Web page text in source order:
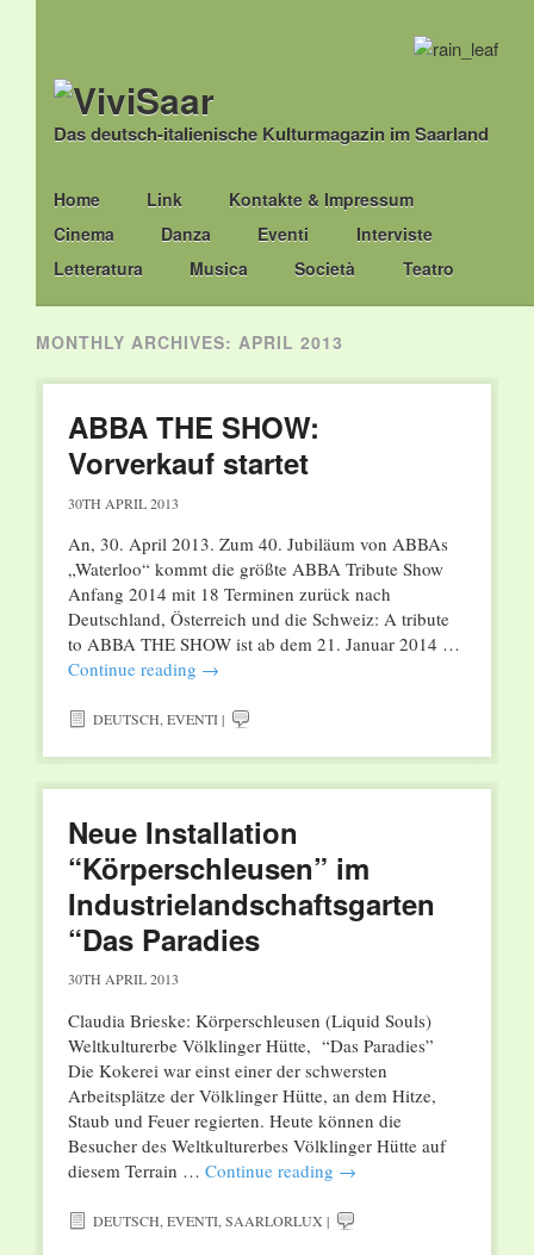
Das deutsch-italienische Kulturmagazin im Saarland
Main menu
Skip
to
content
Home Link
Kontakte & Impressum
Cinema
Danza Eventi
Interviste
Letteratura
Musica Società Teatro
MONTHLY ARCHIVES: APRIL 2013
ABBA THE SHOW:
Vorverkauf startet
30TH APRIL 2013
An, 30. April 2013. Zum 40. Jubiläum von ABBAs
„Waterloo“ kommt die größte ABBA Tribute Show
Anfang 2014 mit 18 Terminen zurück nach
Deutschland, Österreich und die Schweiz: A tribute
to ABBA THE SHOW ist ab dem 21. Januar 2014 …
Continue reading →
DEUTSCH,EVENTI|
Neue Installation
“Körperschleusen” im
Industrielandschaftsgarten
“Das Paradies
30TH APRIL 2013
Claudia Brieske: Körperschleusen (Liquid Souls)
Weltkulturerbe Völklinger Hütte, “Das Paradies”
Die Kokerei war einst einer der schwersten
Arbeitsplätze der Völklinger Hütte, an dem Hitze,
Staub und Feuer regierten. Heute können die
Besucher des Weltkulturerbes Völklinger Hütte auf
diesem Terrain … Continue reading →
DEUTSCH EVENTI, SAARLORLUX |